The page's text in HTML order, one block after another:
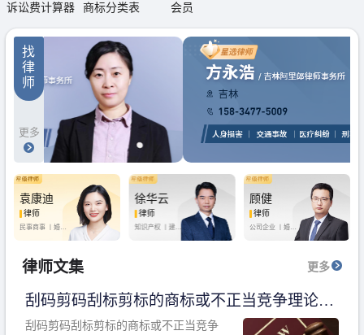
诉讼费计算器 商标分类表 会员
找
律
师
更多
袁康迪
律师
民事商事 丨 婚姻
徐华云
律师
知识产权 丨 建设
顾健
律师
公司企业 丨婚姻
房产纠纷
律师文集 更多
刮码剪码刮标剪标的商标或不正当竞争理论与
实务及反刮码及诉讼建议 【附15省市是否侵权
刮码剪码刮标剪标的商标或不正当竞争